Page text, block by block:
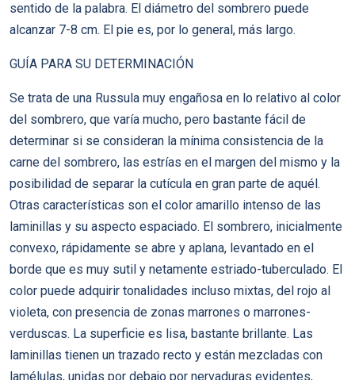
sentido de la palabra. El diámetro del sombrero puede
alcanzar 7-8 cm. El pie es, por lo general, más largo.
GUÍA PARA SU DETERMINACIÓN
Se trata de una Russula muy engañosa en lo relativo al color
del sombrero, que varía mucho, pero bastante fácil de
determinar si se consideran la mínima consistencia de la
carne del sombrero, las estrías en el margen del mismo y la
posibilidad de separar la cutícula en gran parte de aquél.
Otras características son el color amarillo intenso de las
laminillas y su aspecto espaciado. El sombrero, inicialmente
convexo, rápidamente se abre y aplana, levantado en el
borde que es muy sutil y netamente estriado-tuberculado. El
color puede adquirir tonalidades incluso mixtas, del rojo al
violeta, con presencia de zonas marrones o marrones-
verduscas. La superficie es lisa, bastante brillante. Las
laminillas tienen un trazado recto y están mezcladas con
lamélulas, unidas por debajo por nervaduras evidentes,